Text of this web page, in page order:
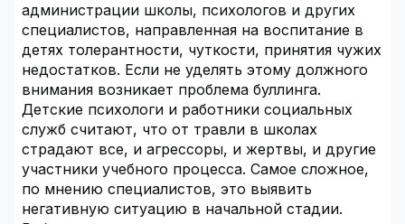
администрации школы, психологов и других
специалистов, направленная на воспитание в
детях толерантности, чуткости, принятия чужих
недостатков. Если не уделять этому должного
внимания возникает проблема буллинга.
Детские психологи и работники социальных
служб считают, что от травли в школах
страдают все, и агрессоры, и жертвы, и другие
участники учебного процесса. Самое сложное,
по мнению специалистов, это выявить
негативную ситуацию в начальной стадии.